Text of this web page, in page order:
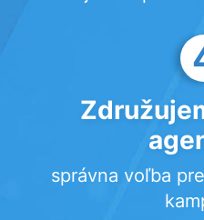
správna voľba